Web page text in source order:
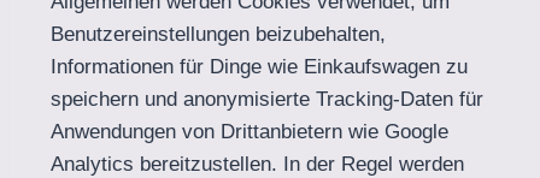
Benutzereinstellungen beizubehalten,
Informationen für Dinge wie Einkaufswagen zu
speichern und anonymisierte Tracking-Daten für
Anwendungen von Drittanbietern wie Google
Analytics bereitzustellen. In der Regel werden